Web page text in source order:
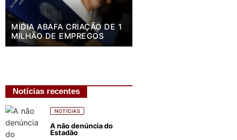
MÍDIA ABAFA CRIAÇÃO DE 1
MILHÃO DE EMPREGOS
Notícias recentes
NOTÍCIAS
A não denúncia do
Estadão